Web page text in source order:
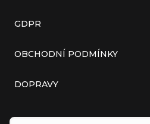
GDPR
OBCHODNÍ PODMÍNKY
DOPRAVY